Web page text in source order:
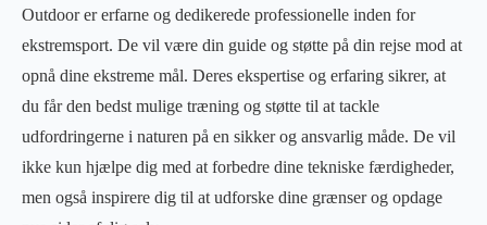
Outdoor er erfarne og dedikerede professionelle inden for
ekstremsport. De vil være din guide og støtte på din rejse mod at
opnå dine ekstreme mål. Deres ekspertise og erfaring sikrer, at
du får den bedst mulige træning og støtte til at tackle
udfordringerne i naturen på en sikker og ansvarlig måde. De vil
ikke kun hjælpe dig med at forbedre dine tekniske færdigheder,
men også inspirere dig til at udforske dine grænser og opdage